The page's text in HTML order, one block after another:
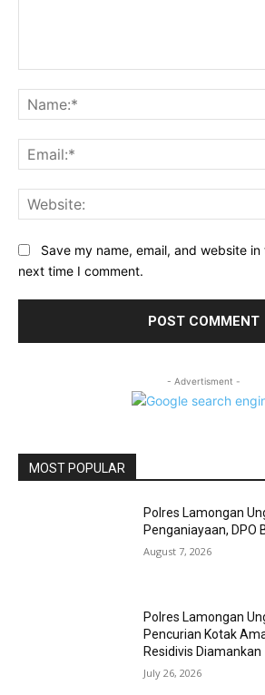
Save my name, email, and website
next time I comment.
- Advertisment -
MOST POPULAR
Polres Lamongan
Penganiayaan, DPO
August 7, 2026
Polres Lamongan
Pencurian Kotak
Residivis Diamankan
July 26, 2026